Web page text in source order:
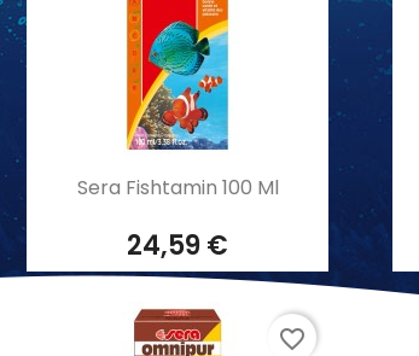
 Aperçu rapide
Sera Fishtamin 100 Ml
24,59 €
favorite_border